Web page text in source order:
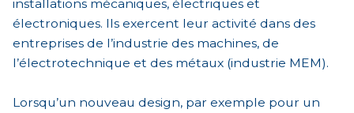
installations mécaniques, électriques et
électroniques. Ils exercent leur activité dans des
entreprises de l’industrie des machines, de
l’électrotechnique et des métaux (industrie MEM).
Lorsqu’un nouveau design, par exemple pour un